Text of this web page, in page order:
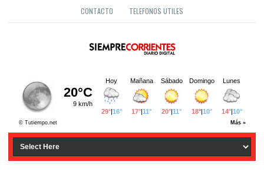
CONTACTO TELEFONOS UTILES